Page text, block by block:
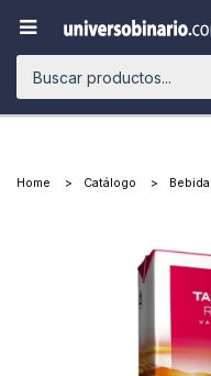

Home Catálogo